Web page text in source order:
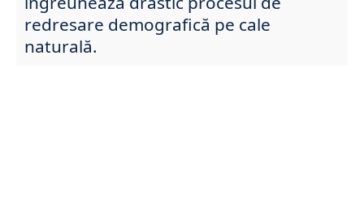
redresare demografică pe cale
naturală.